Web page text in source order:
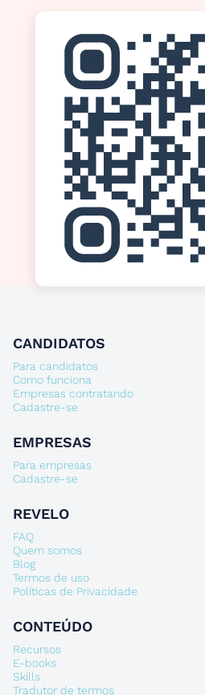
CANDIDATOS
Para candidatos
Como funciona
Empresas contratando
Cadastre-se
EMPRESAS
Para empresas
Cadastre-se
REVELO
FAQ
Quem somos
Blog
Termos de uso
Políticas de Privacidade
CONTEÚDO
Recursos
E-books
Skills
Tradutor de termos